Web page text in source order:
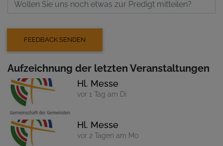
Aufzeichnung der letzten Veranstaltungen
Hl. Messe
vor 1 Tag am Di
Hl. Messe
vor 2 Tagen am Mo